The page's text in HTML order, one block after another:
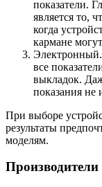
показатели.
является то,
когда
кармане
Электронный.
все
выкладок.
показания не
При выборе
результаты
моделям.